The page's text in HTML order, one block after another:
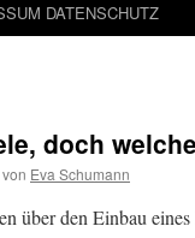
DATENSCHUTZ
doch
von Eva Schumann
über den Einbau